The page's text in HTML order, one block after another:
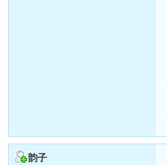
韵子